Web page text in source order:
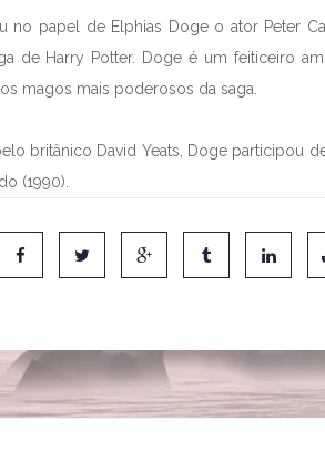
no papel de Elphias Doge o ator Peter
de Harry Potter. Doge é um feiticeiro
magos mais poderosos da saga.
britânico David Yeats, Doge participou
(1990).